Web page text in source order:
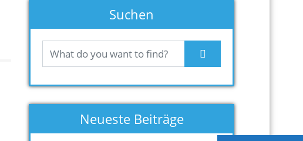
Suchen
Neueste Beiträge